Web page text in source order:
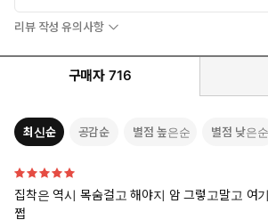
리뷰 작성 유의사항
구매자 716
최신순 공감순 별점 높은순 별점 낮은순
집착은 역시 목숨걸고 해야지 암 그렇고말고 여기가 집착남 맛집이네 쩝
쩝